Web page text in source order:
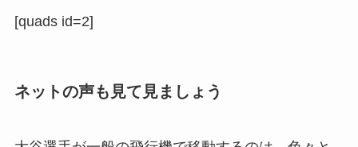
[quads id=2]
ネットの声も見て見ましょう